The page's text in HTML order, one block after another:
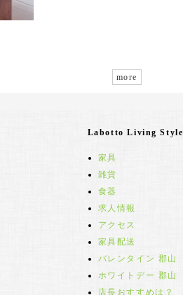
more
Labotto Living Style
家具
雑貨
食器
求人情報
アクセス
家具配送
バレンタイン 郡山
ホワイトデー 郡山
店長おすすめは？